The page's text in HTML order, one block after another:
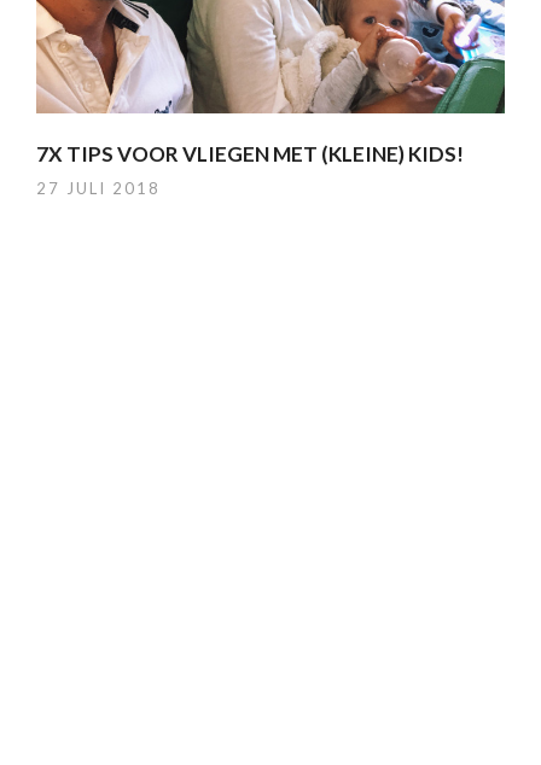
7X TIPS VOOR VLIEGEN MET (KLEINE) KIDS!
27 JULI 2018